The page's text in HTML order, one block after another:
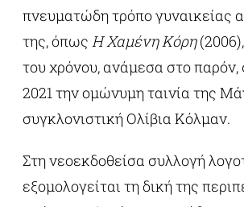
πνευματώδη τρόπο γυναικείας
της, όπως Η Χαμένη Κόρη
του χρόνου, ανάμεσα στο
2021 την ομώνυμη ταινία της
συγκλονιστική Ολίβια Κόλμαν.
Στη νεοεκδοθείσα συλλογή
εξομολογείται τη δική της